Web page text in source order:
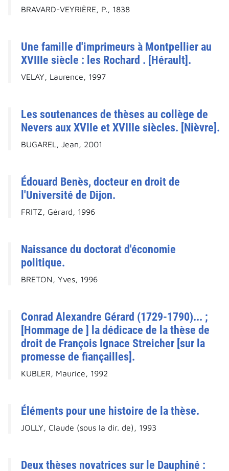
BRAVARD-VEYRIÈRE, P., 1838
Une famille d'imprimeurs à Montpellier au
XVIIIe siècle : les Rochard . [Hérault].
VELAY, Laurence, 1997
Les soutenances de thèses au collège de
Nevers aux XVIIe et XVIIIe siècles. [Nièvre].
BUGAREL, Jean, 2001
Édouard Benès, docteur en droit de
l'Université de Dijon.
FRITZ, Gérard, 1996
Naissance du doctorat d'économie
politique.
BRETON, Yves, 1996
Conrad Alexandre Gérard (1729-1790)... ;
[Hommage de ] la dédicace de la thèse de
droit de François Ignace Streicher [sur la
promesse de fiançailles].
KUBLER, Maurice, 1992
Éléments pour une histoire de la thèse.
JOLLY, Claude (sous la dir. de), 1993
Deux thèses novatrices sur le Dauphiné :